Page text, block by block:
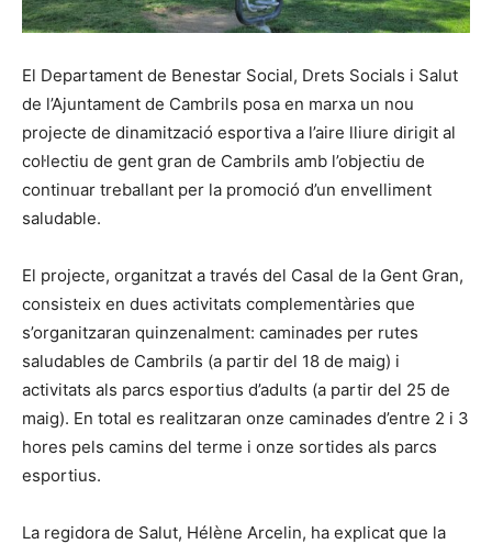
El Departament de Benestar Social, Drets Socials i Salut
de l’Ajuntament de Cambrils posa en marxa un nou
projecte de dinamització esportiva a l’aire lliure dirigit al
col·lectiu de gent gran de Cambrils amb l’objectiu de
continuar treballant per la promoció d’un envelliment
saludable.
El projecte, organitzat a través del Casal de la Gent Gran,
consisteix en dues activitats complementàries que
s’organitzaran quinzenalment: caminades per rutes
saludables de Cambrils (a partir del 18 de maig) i
activitats als parcs esportius d’adults (a partir del 25 de
maig). En total es realitzaran onze caminades d’entre 2 i 3
hores pels camins del terme i onze sortides als parcs
esportius.
La regidora de Salut, Hélène Arcelin, ha explicat que la